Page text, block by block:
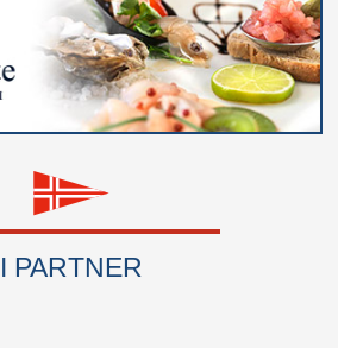
I PARTNER